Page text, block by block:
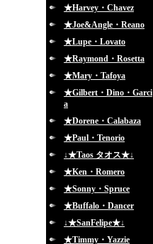
★Harvey・Chavez
★Joe&Angle・Reano
★Lupe・Lovato
★Raymond・Rosetta
★Mary・Tafoya
★Gilbert・Dino・Garci
a
★Dorene・Calabaza
★Paul・Tenorio
↓★Taos タオス★↓
★Ken・Romero
★Sonny・Spruce
★Buffalo・Dancer
↓★SanFelipe★↓
★Timmy・Yazzie